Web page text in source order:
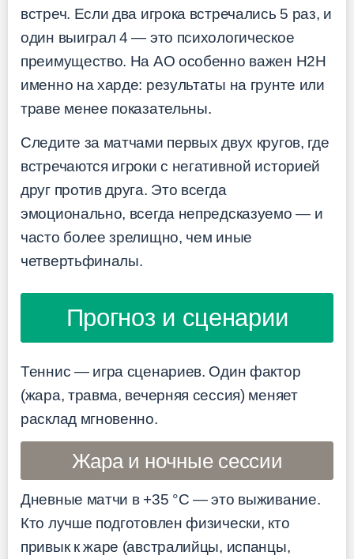
встреч. Если два игрока встречались 5 раз, и
один выиграл 4 — это психологическое
преимущество. На AO особенно важен H2H
именно на харде: результаты на грунте или
траве менее показательны.
Следите за матчами первых двух кругов, где
встречаются игроки с негативной историей
друг против друга. Это всегда
эмоционально, всегда непредсказуемо — и
часто более зрелищно, чем иные
четвертьфиналы.
Прогноз и сценарии
Теннис — игра сценариев. Один фактор
(жара, травма, вечерняя сессия) меняет
расклад мгновенно.
Жара и ночные сессии
Дневные матчи в +35 °C — это выживание.
Кто лучше подготовлен физически, кто
привык к жаре (австралийцы, испанцы,